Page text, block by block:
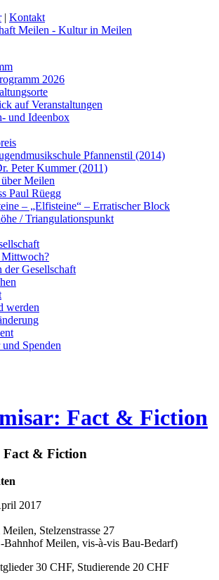
| Kontakt
2026
auf Veranstaltungen
und Ideenbox
Pfannenstil (2014)
Peter Kummer (2011)
Meilen
Paul Rüegg
– „Elfisteine“ – Erratischer Block
/ Triangulationspunkt
der Gesellschaft
werden
Spenden
Fact & Fiction
& Fiction
2017
Stelzenstrasse 27
Bahnhof Meilen, vis-à-vis Bau-Bedarf)
30 CHF, Studierende 20 CHF